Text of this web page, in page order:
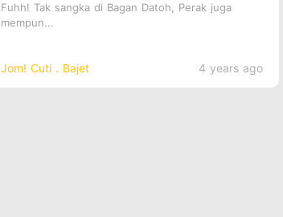
Jom! Cuti．Bajet 4 years ago
Fuhh! Tak sangka di Bagan Datoh, Perak juga
mempun...